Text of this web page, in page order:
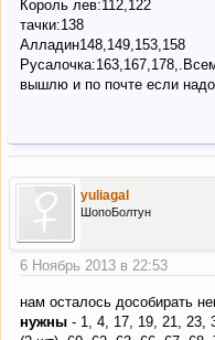
Король лев:112,122
тачки:138
Алладин148,149,153,158
вышлю и по почте если
yuliagal
ШопоБолтун
6 Ноябрь 2013 в 22:53
нам осталось дособирать
нужны - 1, 4, 17, 19, 21, 23,